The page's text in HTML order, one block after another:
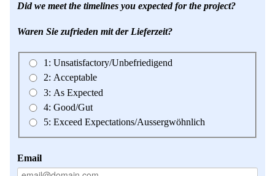
Did we meet the timelines you expected for the project?
Waren Sie zufrieden mit der Lieferzeit?
1: Unsatisfactory/Unbefriedigend
2: Acceptable
3: As Expected
4: Good/Gut
5: Exceed Expectations/Aussergwöhnlich
Email